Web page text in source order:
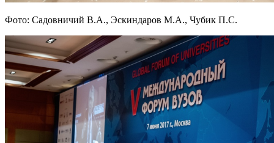
Фото: Садовничий В.А., Эскиндаров М.А., Чубик П.С.